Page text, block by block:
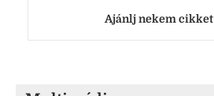
Ajánlj nekem cikket